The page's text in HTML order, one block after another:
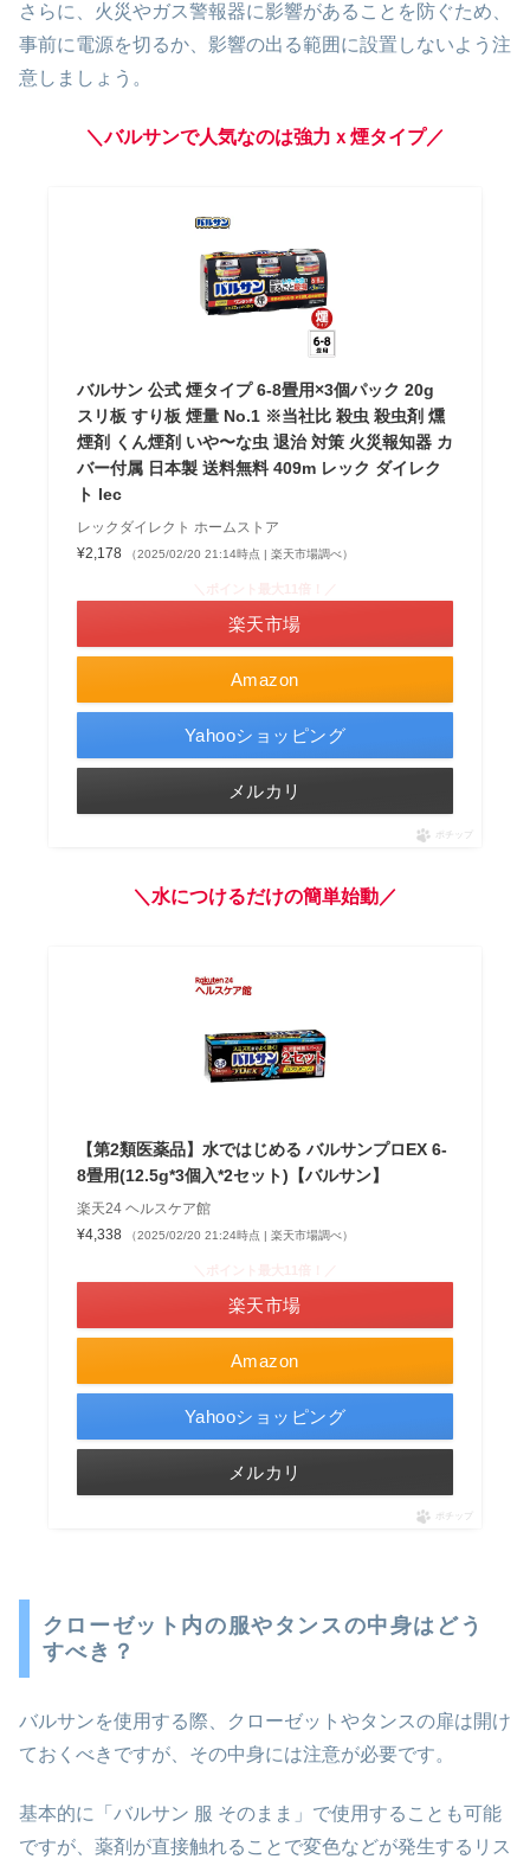
さらに、火災やガス警報器に影響があることを防ぐため、
事前に電源を切るか、影響の出る範囲に設置しないよう注
意しましょう。
＼バルサンで人気なのは強力ｘ煙タイプ／
バルサン 公式 煙タイプ 6-8畳用×3個パック 20g
スリ板 すり板 煙量 No.1 ※当社比 殺虫 殺虫剤 燻
煙剤 くん煙剤 いや〜な虫 退治 対策 火災報知器 カ
バー付属 日本製 送料無料 409m レック ダイレク
ト lec
レックダイレクト ホームストア
¥2,178
（2025/02/20 21:14時点 | 楽天市場調べ）
Amazon
楽天市場
Yahooショッピング
メルカリ
ポチップ
＼水につけるだけの簡単始動／
【第2類医薬品】水ではじめる バルサンプロEX 6-
8畳用(12.5g*3個入*2セット)【バルサン】
楽天24 ヘルスケア館
¥4,338
（2025/02/20 21:24時点 | 楽天市場調べ）
Amazon
楽天市場
Yahooショッピング
メルカリ
ポチップ
クローゼット内の服やタンスの中身はどう
すべき？
バルサンを使用する際、クローゼットやタンスの扉は開け
ておくべきですが、その中身には注意が必要です。
基本的に「バルサン 服 そのまま」で使用することも可能
ですが、薬剤が直接触れることで変色などが発生するリス